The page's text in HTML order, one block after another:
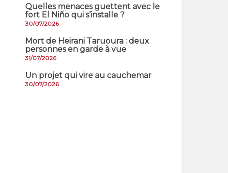
Quelles menaces guettent avec le
fort El Niño qui s’installe ?
30/07/2026
Mort de Heirani Taruoura : deux
personnes en garde à vue
31/07/2026
Un projet qui vire au cauchemar
30/07/2026